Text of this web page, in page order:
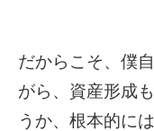
だからこそ、僕
がら、資産形成
うか、根本的に